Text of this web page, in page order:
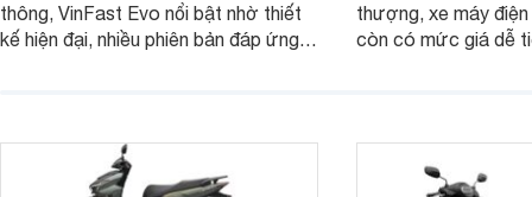
thông, VinFast Evo nổi bật nhờ thiết
kế hiện đại, nhiều phiên bản đáp ứng
nhắc hơn với khách hàng đang tìm
kiếm xe điện đi lại hằng ngày.
thượng, xe máy
còn có mức giá dễ
biệt phù hợp với
từ đủ 16 tuổi trở lên.